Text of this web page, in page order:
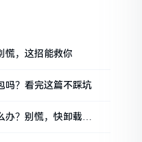
慌，这招能救你
吗？看完这篇不踩坑
？别慌，快卸载，